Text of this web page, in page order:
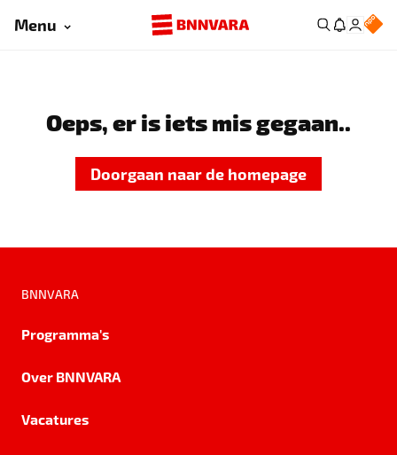
Menu
Oeps, er is iets mis gegaan..
Doorgaan naar de homepage
BNNVARA
Programma's
Over BNNVARA
Vacatures